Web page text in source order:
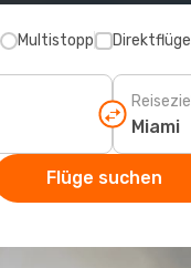
Multistopp Direktflüge
Reiseziel
Flüge suchen